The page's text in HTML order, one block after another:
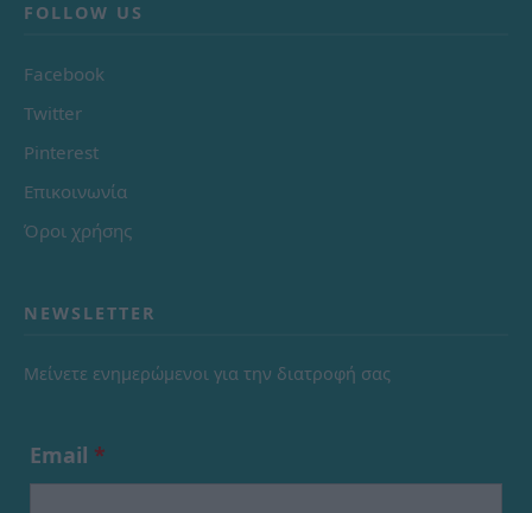
FOLLOW US
Facebook
Twitter
Pinterest
Επικοινωνία
Όροι χρήσης
NEWSLETTER
Μείνετε ενημερώμενοι για την διατροφή σας
Email *